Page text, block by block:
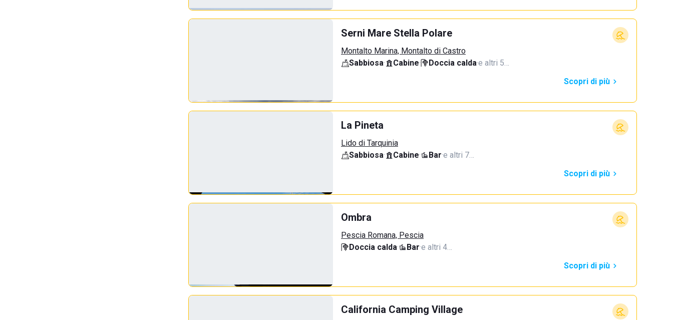
Serni Mare Stella Polare
Montalto Marina, Montalto di Castro
Sabbiosa· Cabine· Doccia calda·e altri 5…
Scopri di più
La Pineta
Lido di Tarquinia
Sabbiosa· Cabine· Bar·e altri 7…
Scopri di più
Ombra
Pescia Romana, Pescia
Doccia calda· Bar·e altri 4…
Scopri di più
California Camping Village